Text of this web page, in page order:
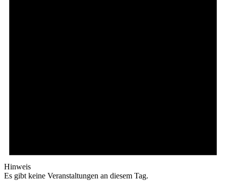
Hinweis
Es gibt keine Veranstaltungen an diesem Tag.